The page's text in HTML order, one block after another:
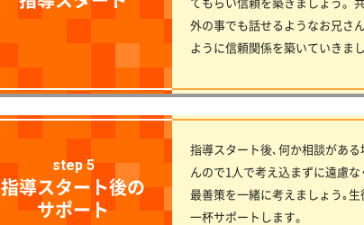
てもらい信頼を築きましょう。
外の事でも話せるようなお兄さ
ように信頼関係を築いていきまし
step 5
指導スタート後の
サポート
指導スタート後､何か相談があ
んので1人で考え込まずに遠慮
最善策を一緒に考えましょう｡
一杯サポートします。